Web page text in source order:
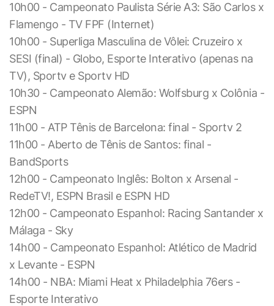
10h00 - Campeonato Paulista Série A3: São Carlos x
Flamengo - TV FPF (Internet)
10h00 - Superliga Masculina de Vôlei: Cruzeiro x
SESI (final) - Globo, Esporte Interativo (apenas na
TV), Sportv e Sportv HD
10h30 - Campeonato Alemão: Wolfsburg x Colônia -
ESPN
11h00 - ATP Tênis de Barcelona: final - Sportv 2
11h00 - Aberto de Tênis de Santos: final -
BandSports
12h00 - Campeonato Inglês: Bolton x Arsenal -
RedeTV!, ESPN Brasil e ESPN HD
12h00 - Campeonato Espanhol: Racing Santander x
Málaga - Sky
14h00 - Campeonato Espanhol: Atlético de Madrid
x Levante - ESPN
14h00 - NBA: Miami Heat x Philadelphia 76ers -
Esporte Interativo